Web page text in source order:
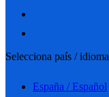
Selecciona país / idioma
España / Español